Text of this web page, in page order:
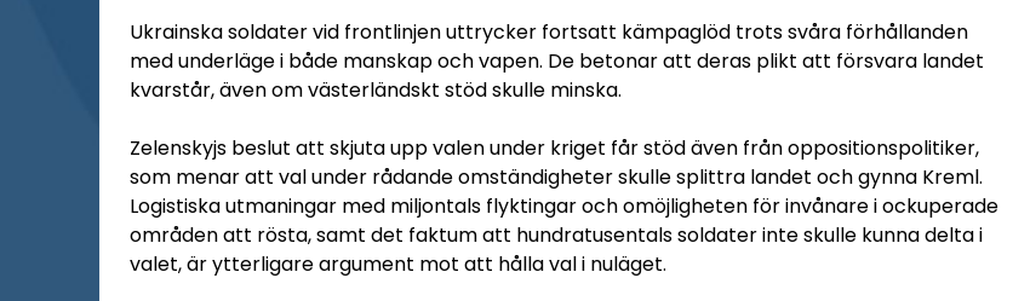
Ukrainska soldater vid frontlinjen uttrycker fortsatt kämpaglöd trots svåra förhållanden
med underläge i både manskap och vapen. De betonar att deras plikt att försvara landet
kvarstår, även om västerländskt stöd skulle minska.
Zelenskyjs beslut att skjuta upp valen under kriget får stöd även från oppositionspolitiker,
som menar att val under rådande omständigheter skulle splittra landet och gynna Kreml.
Logistiska utmaningar med miljontals flyktingar och omöjligheten för invånare i ockuperade
områden att rösta, samt det faktum att hundratusentals soldater inte skulle kunna delta i
valet, är ytterligare argument mot att hålla val i nuläget.